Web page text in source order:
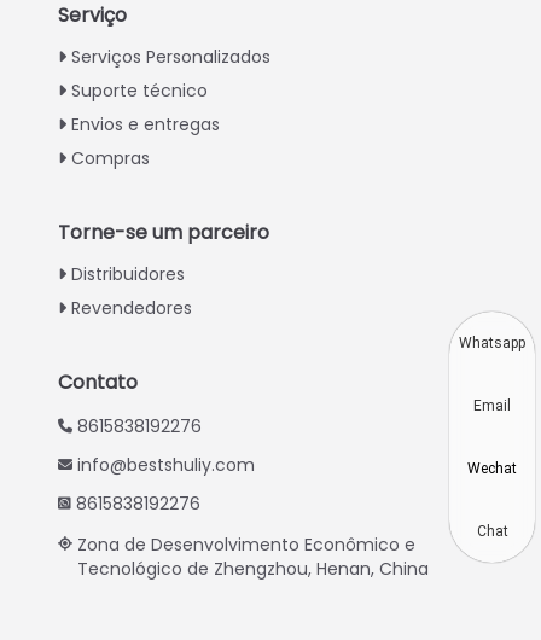
Serviço
Serviços Personalizados
Suporte técnico
Envios e entregas
Compras
Torne-se um parceiro
Distribuidores
Revendedores
Contato
8615838192276
info@bestshuliy.com
8615838192276
Zona de Desenvolvimento Econômico e
Tecnológico de Zhengzhou, Henan, China
Russian
Chinese
Japanese
Swahili
Urdu
Greek
Italian
Whatsapp
Email
Wechat
Chat